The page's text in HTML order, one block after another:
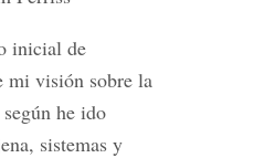
inicial de
mi visión sobre la
he ido
sistemas y